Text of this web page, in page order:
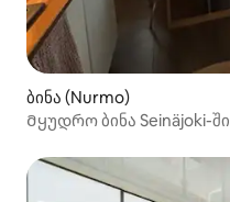
ბინა (Nurmo)
Მყუდრო ბინა Seinäjoki-ში